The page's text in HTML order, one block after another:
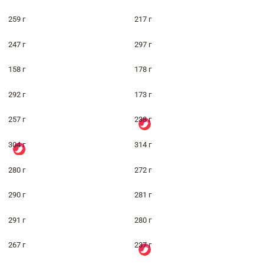
259 г 217 г
247 г 297 г
158 г 178 г
292 г 173 г
257 г 238 г
304 г 314 г
280 г 272 г
290 г 281 г
291 г 280 г
267 г 237 г